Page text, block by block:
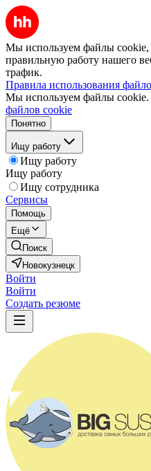
Мы используем файлы cookie,
правильную работу нашего
трафик.
Правила использования
Мы используем файлы cookie.
файлов cookie
Понятно
Ищу работу
Ищу работу
Ищу работу
Ищу сотрудника
Сервисы
Помощь
Ещё
Поиск
Новокузнецк
Войти
Войти
Создать резюме